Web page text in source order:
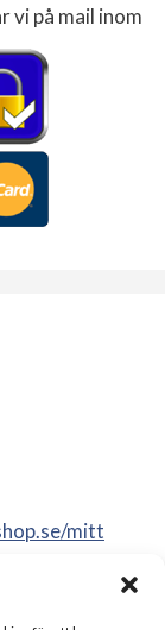
vi på mail inom
mitt